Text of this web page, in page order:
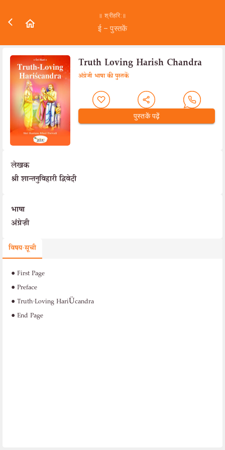
॥ श्रीहरि:॥
ई – पुस्तकें
Truth Loving Harish Chandra
अंग्रेजी भाषा की पुस्तकें
पुस्तकें पढ़ें
लेखक
श्री शान्तनुविहारी द्विवेदी
भाषा
अंग्रेज़ी
विषय-सूची
• First Page
• Preface
• Truth-Loving HariÜcandra
• End Page